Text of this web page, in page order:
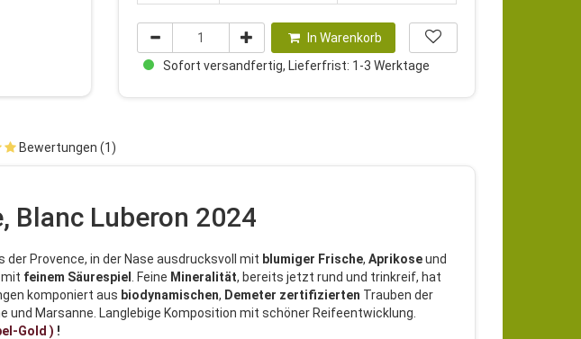
In Warenkorb
Sofort versandfertig, Lieferfrist: 1-3 Werktage
Bewertungen (1)
Blanc Luberon 2024
Provence, in der Nase ausdrucksvoll mit blumiger Frische, Aprikoseund
mit feinem Säurespiel . Feine Mineralität, bereits jetzt rund und trinkreif, hat
komponiert aus biodynamischen, Demeter zertifizierten Trauben der
und Marsanne. Langlebige Komposition mit schöner Reifeentwicklung.
Gold ) !